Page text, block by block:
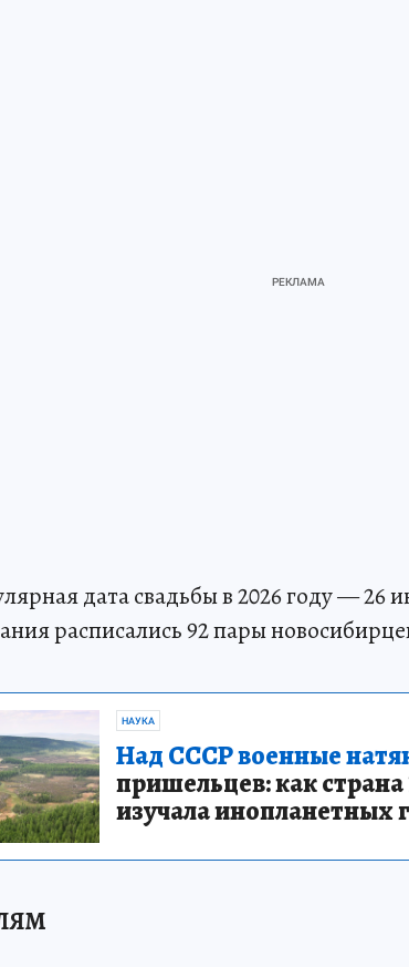
дата свадьбы в 2026 году — 26
расписались 92 пары
НАУКА
Над СССР военные
пришельцев: как страна
изучала инопланетных